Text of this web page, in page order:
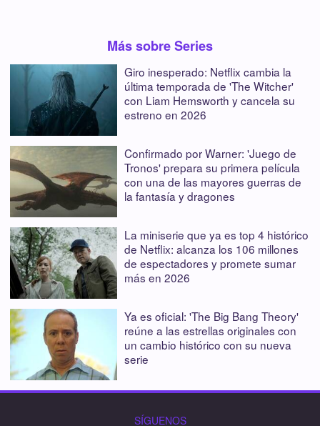
Más sobre Series
Giro inesperado: Netflix cambia la
última temporada de 'The Witcher'
con Liam Hemsworth y cancela su
estreno en 2026
Confirmado por Warner: 'Juego de
Tronos' prepara su primera película
con una de las mayores guerras de
la fantasía y dragones
La miniserie que ya es top 4 histórico
de Netflix: alcanza los 106 millones
de espectadores y promete sumar
más en 2026
Ya es oficial: 'The Big Bang Theory'
reúne a las estrellas originales con
un cambio histórico con su nueva
serie
SÍGUENOS